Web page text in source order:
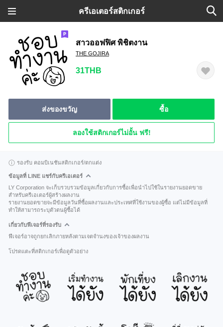
ครีเอเตอร์สติกเกอร์
สาวออฟฟิศ พิชิตงาน
THE GOJIRA
31THB
ส่งของขวัญ ซื้อ
ลองใช้สติกเกอร์ไม่อั้น ฟรี!
รองรับ คอมบิเนชันสติกเกอร์/ตกแต่ง
ข้อมูลที่ LINE แชร์กับครีเอเตอร์
LY Corporation จะเก็บรวบรวมข้อมูลเกี่ยวกับการซื้อเพื่อนำไปใช้ในรายงานยอดขาย
สำหรับครีเอเตอร์ผู้สร้างผลงาน
รายงานยอดขายจะมีข้อมูลวันที่ซื้อผลงานและประเทศที่ใช้งานของผู้ซื้อ แต่ไม่มีข้อมูลที่
ทำให้สามารถระบุตัวตนผู้ซื้อได้
เกี่ยวกับฟีเจอร์ที่รองรับ
ฟีเจอร์อาจถูกยกเลิกภายหลังตามเจตจำนงของเจ้าของผลงาน
โปรดแตะที่สติกเกอร์เพื่อดูตัวอย่าง